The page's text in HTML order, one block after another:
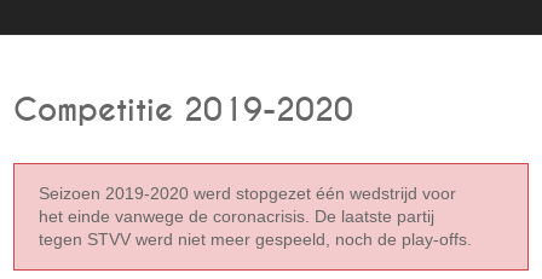
Competitie 2019-2020
Seizoen 2019-2020 werd stopgezet één wedstrijd voor
het einde vanwege de coronacrisis. De laatste partij
tegen STVV werd niet meer gespeeld, noch de play-offs.